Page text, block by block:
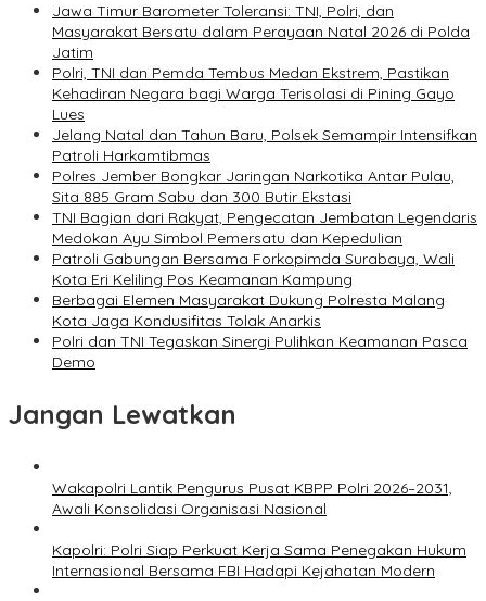
Jawa Timur Barometer Toleransi: TNI, Polri, dan
Masyarakat Bersatu dalam Perayaan Natal 2026 di Polda
Jatim
Polri, TNI dan Pemda Tembus Medan Ekstrem, Pastikan
Kehadiran Negara bagi Warga Terisolasi di Pining Gayo
Lues
Jelang Natal dan Tahun Baru, Polsek Semampir Intensifkan
Patroli Harkamtibmas
Polres Jember Bongkar Jaringan Narkotika Antar Pulau,
Sita 885 Gram Sabu dan 300 Butir Ekstasi
TNI Bagian dari Rakyat, Pengecatan Jembatan Legendaris
Medokan Ayu Simbol Pemersatu dan Kepedulian
Patroli Gabungan Bersama Forkopimda Surabaya, Wali
Kota Eri Keliling Pos Keamanan Kampung
Berbagai Elemen Masyarakat Dukung Polresta Malang
Kota Jaga Kondusifitas Tolak Anarkis
Polri dan TNI Tegaskan Sinergi Pulihkan Keamanan Pasca
Demo
Jangan Lewatkan
Wakapolri Lantik Pengurus Pusat KBPP Polri 2026–2031,
Awali Konsolidasi Organisasi Nasional
Kapolri: Polri Siap Perkuat Kerja Sama Penegakan Hukum
Internasional Bersama FBI Hadapi Kejahatan Modern